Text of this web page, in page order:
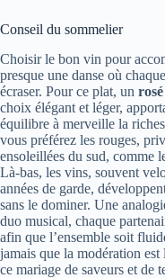
Conseil du sommelier
Choisir le bon vin pour
presque une danse où
écraser. Pour ce plat, un
choix élégant et léger,
équilibre à merveille la
vous préférez les rouges,
ensoleillées du sud, comme
Là-bas, les vins, souvent
années de garde,
sans le dominer. Une
duo musical, chaque
afin que l’ensemble soit
jamais que la modération
ce mariage de saveurs et de